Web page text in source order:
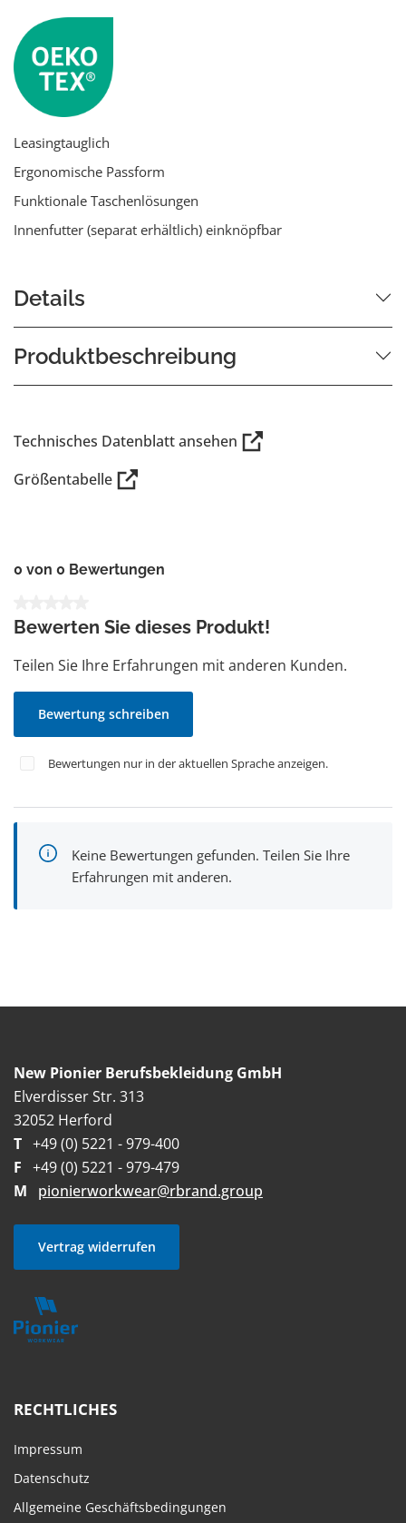
Leasingtauglich
Ergonomische Passform
Funktionale Taschenlösungen
Innenfutter (separat erhältlich) einknöpfbar
Details
Produktbeschreibung
Technisches Datenblatt ansehen
Größentabelle
0 von 0 Bewertungen
Bewerten Sie dieses Produkt!
Teilen Sie Ihre Erfahrungen mit anderen Kunden.
Bewertung schreiben
Bewertungen nur in der aktuellen Sprache anzeigen.
Keine Bewertungen gefunden. Teilen Sie Ihre
Erfahrungen mit anderen.
New Pionier Berufsbekleidung GmbH
Elverdisser Str. 313
32052 Herford
T +49 (0) 5221 - 979-400
F +49 (0) 5221 - 979-479
M
pionierworkwear@rbrand.group
Vertrag widerrufen
RECHTLICHES
Impressum
Datenschutz
Allgemeine Geschäftsbedingungen